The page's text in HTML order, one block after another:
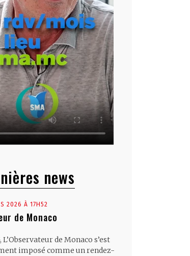
news
2026 À 17H52
de Monaco
L’Observateur de Monaco s’est
imposé comme un rendez-